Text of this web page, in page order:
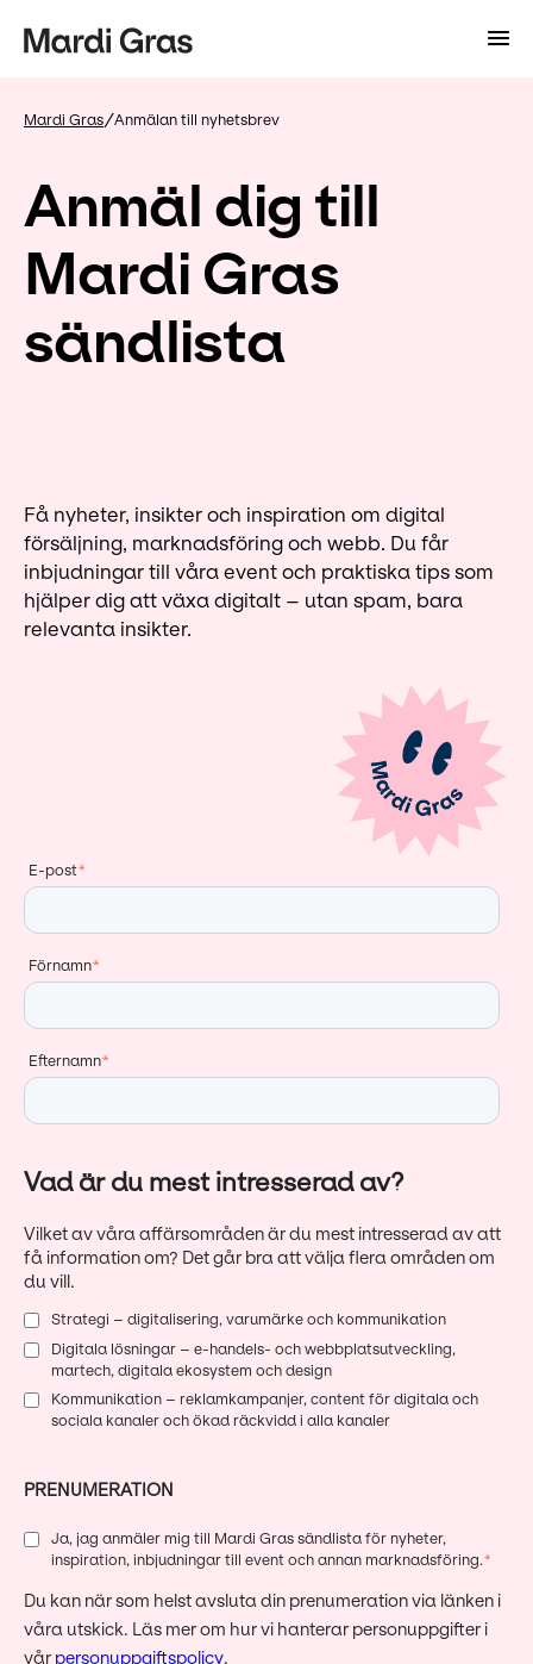
Mardi Gras/Anmälan till nyhetsbrev
Anmäl dig till
Mardi Gras
sändlista
Få nyheter, insikter och inspiration om digital
försäljning, marknadsföring och webb. Du får
inbjudningar till våra event och praktiska tips som
hjälper dig att växa digitalt – utan spam, bara
relevanta insikter.